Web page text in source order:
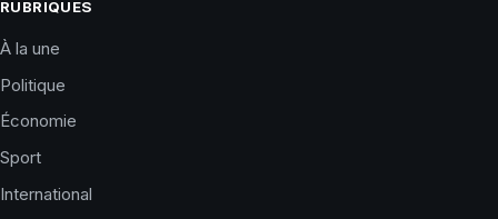
RUBRIQUES
À la une
Politique
Économie
Sport
International